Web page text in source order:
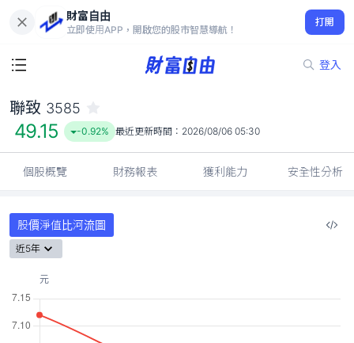
財富自由
立即使用APP，開啟您的股市智慧導航！
打開
登入
49.15
-0.92%
聯致 3585
49.15 -0.92% 最近更新時間： 2026/08/06 05:30
個股概覽 財務報表 獲利能力 安全性分析
股價淨值比河流圖
近5年